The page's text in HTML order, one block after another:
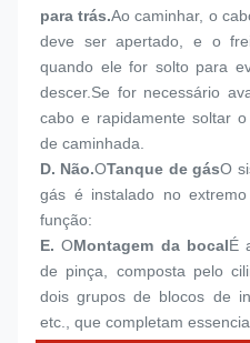
para trás.Ao caminhar, o
deve ser apertado, e o
quando ele for solto para
descer.Se for necessário
cabo e rapidamente soltar
de caminhada.
D. Não.OTanque de gásO
gás é instalado no
função:
E. OMontagem da bocalÉ
de pinça, composta pelo
dois grupos de blocos de
etc., que completam